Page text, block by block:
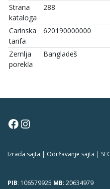
Strana
kataloga
288
Carinska
tarifa
620190000000
Zemlja
porekla
Bangladeš
Facebook
Instagram
Izrada sajta | Održavanje sajta |
PIB: 106579925 MB: 20634979